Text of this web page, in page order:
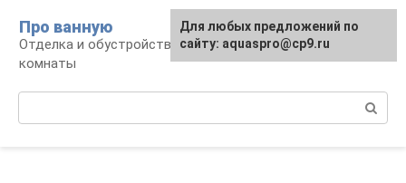
контенту
Про ванную
Отделка и обустройство современной ванной
комнаты
Для любых предложений по
сайту: aquaspro@cp9.ru